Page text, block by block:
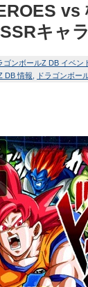
キャ
ゴンボールZ DB イベン
DB 情報
ドラゴンボー